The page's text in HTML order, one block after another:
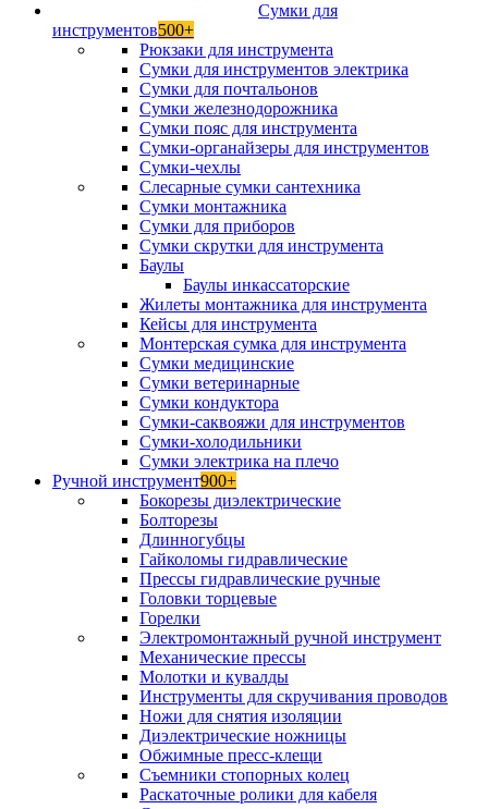
Сумки для
инструментов500+
Рюкзаки для инструмента
Сумки для инструментов электрика
Сумки для почтальонов
Сумки железнодорожника
Сумки пояс для инструмента
Сумки-органайзеры для инструментов
Сумки-чехлы
Слесарные сумки сантехника
Сумки монтажника
Сумки для приборов
Сумки скрутки для инструмента
Баулы
Баулы инкассаторские
Жилеты монтажника для инструмента
Кейсы для инструмента
Монтерская сумка для инструмента
Сумки медицинские
Сумки ветеринарные
Сумки кондуктора
Сумки-саквояжи для инструментов
Сумки-холодильники
Сумки электрика на плечо
Ручной инструмент900+
Бокорезы диэлектрические
Болторезы
Длинногубцы
Гайколомы гидравлические
Прессы гидравлические ручные
Головки торцевые
Горелки
Электромонтажный ручной инструмент
Механические прессы
Молотки и кувалды
Инструменты для скручивания проводов
Ножи для снятия изоляции
Диэлектрические ножницы
Обжимные пресс-клещи
Съемники стопорных колец
Раскаточные ролики для кабеля